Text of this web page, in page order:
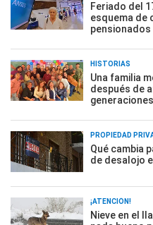
Feriado del
esquema de
pensionados
HISTORIAS
Una familia
después de
generaciones
PROPIEDAD
Qué cambia
de desalojo
¡ATENCIÓN!
Nieve en el